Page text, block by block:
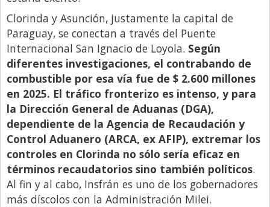
Clorinda y Asunción, justamente la capital de
Paraguay, se conectan a través del Puente
Internacional San Ignacio de Loyola. Según
diferentes investigaciones, el contrabando de
combustible por esa vía fue de $ 2.600 millones
en 2025. El tráfico fronterizo es intenso, y para
la Dirección General de Aduanas (DGA),
dependiente de la Agencia de Recaudación y
Control Aduanero (ARCA, ex AFIP), extremar los
controles en Clorinda no sólo sería eficaz en
términos recaudatorios sino también políticos.
Al fin y al cabo, Insfrán es uno de los gobernadores
más díscolos con la Administración Milei.